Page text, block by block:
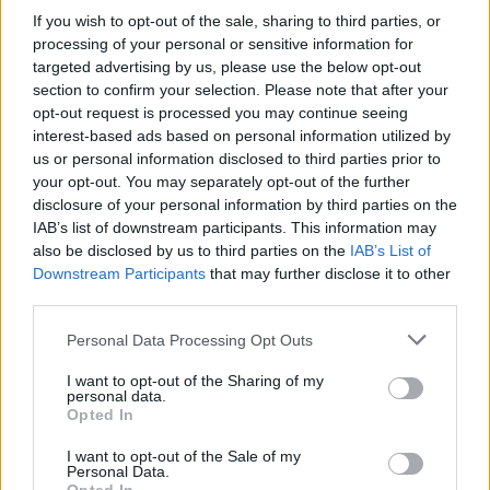
If you wish to opt-out of the sale, sharing to third parties, or
processing of your personal or sensitive information for
targeted advertising by us, please use the below opt-out
section to confirm your selection. Please note that after your
opt-out request is processed you may continue seeing
interest-based ads based on personal information utilized by
us or personal information disclosed to third parties prior to
your opt-out. You may separately opt-out of the further
disclosure of your personal information by third parties on the
IAB’s list of downstream participants. This information may
also be disclosed by us to third parties on the IAB’s List of
Downstream Participants that may further disclose it to other
Please note that this website/app uses one or more Google
not limited to your visit or usage behaviour. You may click to
grant or deny consent to Google and its third-party tags to
use your data for below specified purposes in below Google
consent section.
Personal Data Processing Opt Outs
I want to opt-out of the Sharing of my
personal data.
Opted In
I want to opt-out of the Sale of my
Personal Data.
συμμαχίες του.
Αυτή η νέα πραγματικότητα ώθησε τα Εμιράτα σε
μια στρατηγική ευθυγράμμιση με την Ουάσιγκτον
και το Τελ Αβίβ, προκαλώντας ταυτόχρονα
σοβαρούς τριγμούς στις σχέσεις τους με
παραδοσιακούς συμμάχους της περιοχής, όπως
η Σαουδική Αραβία.
Αντί η κρίση να ενώσει τις δύο ισχυρές χώρες του
Κόλπου, φαίνεται πως βάθυνε το χάσμα ανάμεσά
τους, με αποκορύφωμα την απόφαση των ΗΑΕ
στις αρχές Μαΐου να αποχωρήσουν από τον
OPEC, τον οργανισμό πετρελαιοπαραγωγών
χωρών στον οποίο κυριαρχεί το Ριάντ.